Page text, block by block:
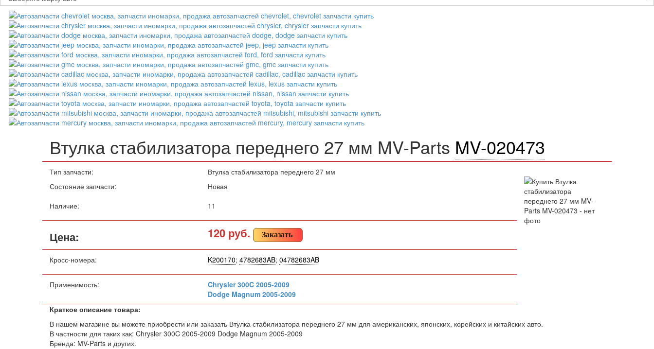
Втулка стабилизатора переднего 27 мм MV-Parts MV-020473
Тип запчасти:
Втулка стабилизатора переднего 27 мм
Состояние запчасти:
Новая
Наличие:
11
Цена: 120 руб. Заказать
Кросс-номера: K200170; 4782683AB; 04782683AB
Применимость:
Chrysler 300C 2005-2009
Dodge Magnum 2005-2009
Краткое описание товара:
В нашем магазине вы можете приобрести или заказать Втулка стабилизатора переднего 27 мм для американских, японских, корейских и китайских авто.
В частности для таких как: Chrysler 300C 2005-2009 Dodge Magnum 2005-2009
Бренда: MV-Parts и других.